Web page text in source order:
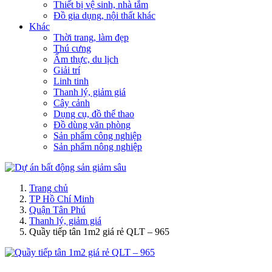
Thiết bị vệ sinh, nhà tắm
Đồ gia dụng, nội thất khác
Khác
Thời trang, làm đẹp
Thú cưng
Ẩm thực, du lịch
Giải trí
Linh tinh
Thanh lý, giảm giá
Cây cảnh
Dụng cụ, đồ thể thao
Đồ dùng văn phòng
Sản phẩm công nghiệp
Sản phẩm nông nghiệp
Trang chủ
TP Hồ Chí Minh
Quận Tân Phú
Thanh lý, giảm giá
Quầy tiếp tân 1m2 giá rẻ QLT – 965